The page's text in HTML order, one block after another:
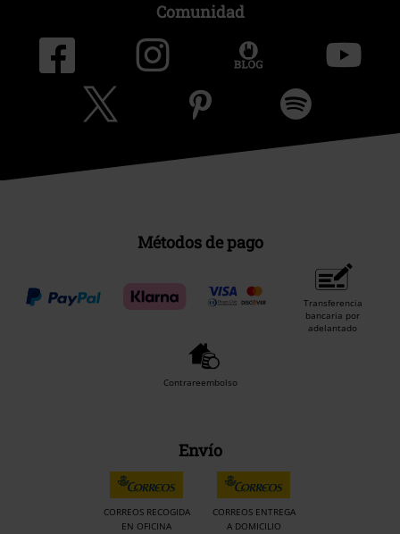
Comunidad
Métodos de pago
Transferencia
bancaria por
adelantado
Contrareembolso
Envío
CORREOS RECOGIDA
EN OFICINA
CORREOS ENTREGA
A DOMICILIO